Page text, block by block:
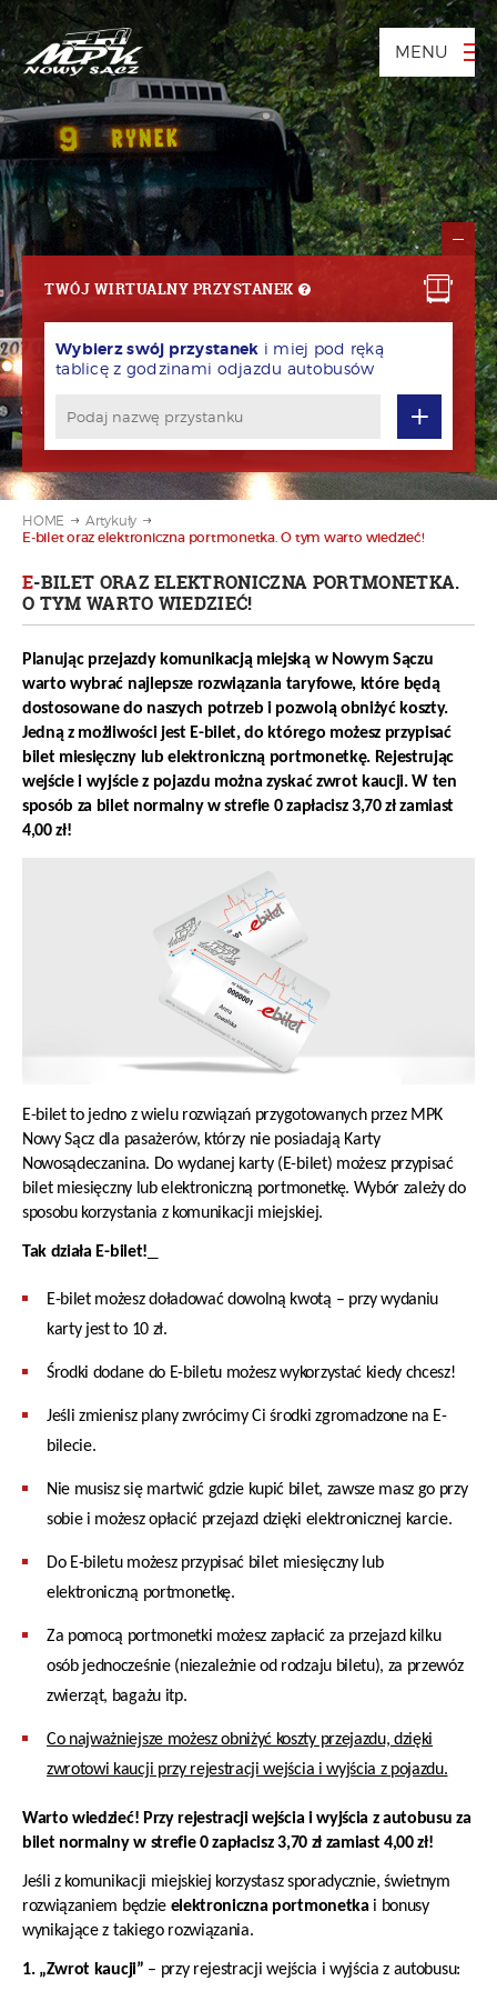
MENU
TWÓJ WIRTUALNY PRZYSTANEK
Wybierz swój przystanek i miej pod ręką
tablicę z godzinami odjazdu autobusów
+
HOME
Artykuły
E-bilet oraz elektroniczna portmonetka. O tym warto wiedzieć!
E-BILET ORAZ ELEKTRONICZNA PORTMONETKA.
O TYM WARTO WIEDZIEĆ!
Planując przejazdy komunikacją miejską w Nowym Sączu
warto wybrać najlepsze rozwiązania taryfowe, które będą
dostosowane do naszych potrzeb i pozwolą obniżyć koszty.
Jedną z możliwości jest E-bilet, do którego możesz przypisać
bilet miesięczny lub elektroniczną portmonetkę. Rejestrując
wejście i wyjście z pojazdu można zyskać zwrot kaucji. W ten
sposób za bilet normalny w strefie 0zapłacisz 3,70 zł zamiast
4,00 zł!
E-bilet to jedno z wielu rozwiązań przygotowanych przez MPK
Nowy Sącz dla pasażerów, którzy nie posiadają Karty
Nowosądeczanina. Do wydanej karty (E-bilet) możesz przypisać
bilet miesięczny lub elektroniczną portmonetkę. Wybór zależy do
sposobu korzystania z komunikacji miejskiej.
Tak działa E-bilet!
E-bilet możesz doładować dowolną kwotą – przy wydaniu
karty jest to 10 zł.
Środki dodane do E-biletu możesz wykorzystać kiedy chcesz!
Jeśli zmienisz plany zwrócimy Ci środki zgromadzone na E-
bilecie.
Nie musisz się martwić gdzie kupić bilet, zawsze masz go przy
sobie i możesz opłacić przejazd dzięki elektronicznej karcie.
Do E-biletu możesz przypisać bilet miesięczny lub
elektroniczną portmonetkę.
Za pomocą portmonetki możesz zapłacić za przejazd kilku
osób jednocześnie (niezależnie od rodzaju biletu), za przewóz
zwierząt, bagażu itp.
Co najważniejsze możesz obniżyć koszty przejazdu, dzięki
zwrotowi kaucji przy rejestracji wejścia i wyjścia z pojazdu.
Warto wiedzieć! Przy rejestracji wejścia i wyjścia z autobusu za
bilet normalny w strefie 0 zapłacisz 3,70 zł zamiast 4,00 zł!
Jeśli z komunikacji miejskiej korzystasz sporadycznie, świetnym
rozwiązaniem będzie elektroniczna portmonetka i bonusy
wynikające z takiego rozwiązania.
1. „Zwrot kaucji” – przy rejestracji wejścia i wyjścia z autobusu: